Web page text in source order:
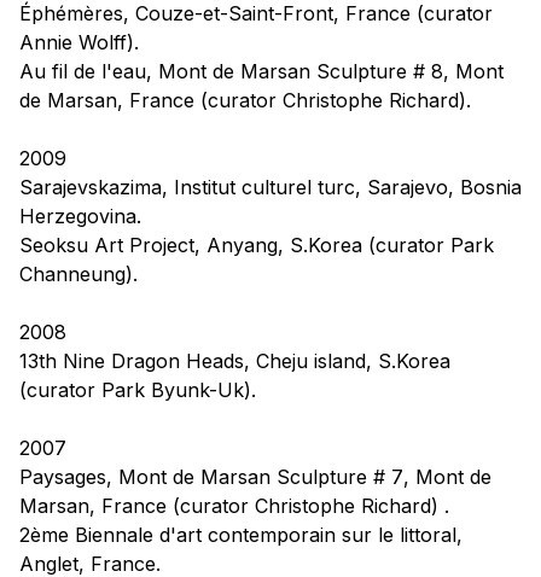
Éphémères, Couze-et-Saint-Front, France (curator
Annie Wolff).
Au fil de l'eau, Mont de Marsan Sculpture # 8, Mont
de Marsan, France (curator Christophe Richard).
2009
Sarajevskazima, Institut culturel turc, Sarajevo, Bosnia
Herzegovina.
Seoksu Art Project, Anyang, S.Korea (curator Park
Channeung).
2008
13th Nine Dragon Heads, Cheju island, S.Korea
(curator Park Byunk-Uk).
2007
Paysages, Mont de Marsan Sculpture # 7, Mont de
Marsan, France (curator Christophe Richard) .
2ème Biennale d'art contemporain sur le littoral,
Anglet, France.